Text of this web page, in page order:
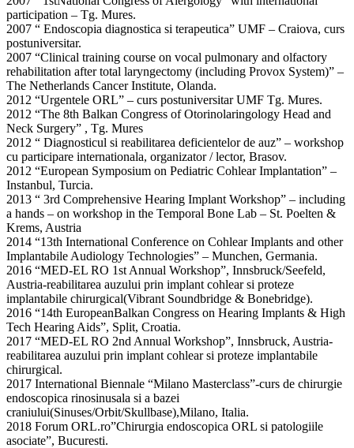
participation – Tg. Mures.
2007 “ Endoscopia diagnostica si terapeutica” UMF – Craiova, curs
postuniversitar.
2007 “Clinical training course on vocal pulmonary and olfactory
rehabilitation after total laryngectomy (including Provox System)” –
The Netherlands Cancer Institute, Olanda.
2012 “Urgentele ORL” – curs postuniversitar UMF Tg. Mures.
2012 “The 8th Balkan Congress of Otorinolaringology Head and
Neck Surgery” , Tg. Mures
2012 “ Diagnosticul si reabilitarea deficientelor de auz” – workshop
cu participare internationala, organizator / lector, Brasov.
2012 “European Symposium on Pediatric Cohlear Implantation” –
Instanbul, Turcia.
2013 “ 3rd Comprehensive Hearing Implant Workshop” – including
a hands – on workshop in the Temporal Bone Lab – St. Poelten &
Krems, Austria
2014 “13th International Conference on Cohlear Implants and other
Implantabile Audiology Technologies” – Munchen, Germania.
2016 “MED-EL RO 1st Annual Workshop”, Innsbruck/Seefeld,
Austria-reabilitarea auzului prin implant cohlear si proteze
implantabile chirurgical(Vibrant Soundbridge & Bonebridge).
2016 “14th EuropeanBalkan Congress on Hearing Implants & High
Tech Hearing Aids”, Split, Croatia.
2017 “MED-EL RO 2nd Annual Workshop”, Innsbruck, Austria-
reabilitarea auzului prin implant cohlear si proteze implantabile
chirurgical.
2017 International Biennale “Milano Masterclass”-curs de chirurgie
endoscopica rinosinusala si a bazei
craniului(Sinuses/Orbit/Skullbase),Milano, Italia.
2018 Forum ORL.ro”Chirurgia endoscopica ORL si patologiile
asociate”, Bucuresti.